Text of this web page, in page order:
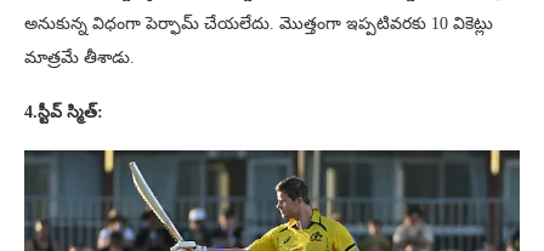
అనుకున్న విధంగా పెర్ఫామ్ చేయలేదు. మొత్తంగా ఇప్పటివరకు 10 వికెట్లు
మాత్రమే తీశాడు.
4.స్టీవ్ స్మిత్: